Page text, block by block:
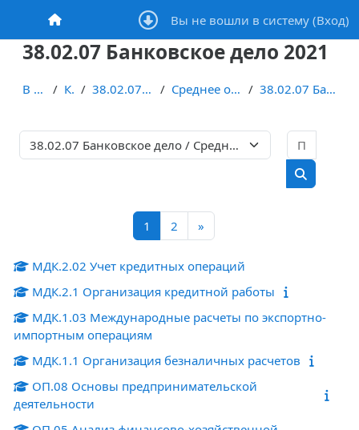
Перейти к основному содержанию
В начало Вы не вошли в систему (Вход)
38.02.07 Банковское дело 2021
В начало Курсы 38.02.07 Банковское дело Среднее общее образование 38.02.07 Банковское дело 2021
Категории курсов
Поиск
1 Страница 1
2Страница 2
»Следующая страница
МДК.2.02 Учет кредитных операций
МДК.2.1 Организация кредитной работы
МДК.1.03 Международные расчеты по экспортно-
импортным операциям
МДК.1.1 Организация безналичных расчетов
ОП.08 Основы предпринимательской
деятельности